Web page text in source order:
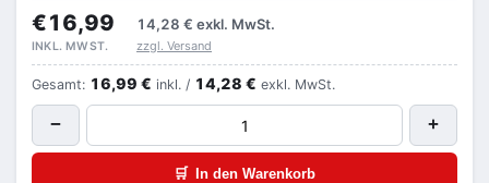
€16,99 14,28 € exkl. MwSt.
INKL. MWST. zzgl. Versand
Gesamt: 16,99 € inkl. / 14,28 € exkl. MwSt.
− +
🛒 In den Warenkorb